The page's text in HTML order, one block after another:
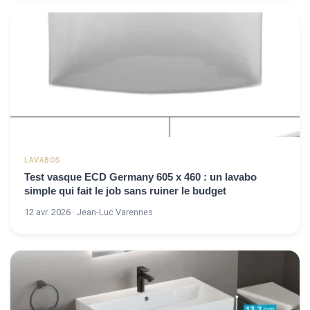
LAVABOS
Test vasque ECD Germany 605 x 460 : un lavabo
simple qui fait le job sans ruiner le budget
12 avr. 2026 · Jean-Luc Varennes